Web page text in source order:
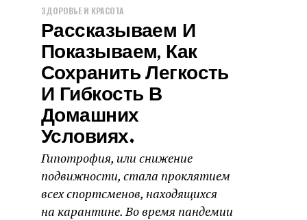
ЗДОРОВЬЕ И КРАСОТА
Рассказываем И
Показываем, Как
Сохранить Легкость
И Гибкость В
Домашних
Условиях.
Гипотрофия, или снижение
подвижности, стала проклятием
всех спортсменов, находящихся
на карантине. Во время пандемии